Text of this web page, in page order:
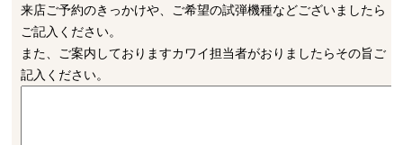
来店ご予約のきっかけや、ご希望の試弾機種などございましたら
ご記入ください。
また、ご案内しておりますカワイ担当者がおりましたらその旨ご
記入ください。